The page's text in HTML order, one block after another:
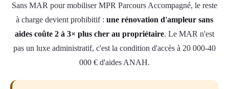
Sans MAR pour mobiliser MPR Parcours Accompagné, le reste
à charge devient prohibitif : une rénovation d'ampleur sans
aides coûte 2 à 3× plus cher au propriétaire. Le MAR n'est
pas un luxe administratif, c'est la condition d'accès à 20 000-40
000 € d'aides ANAH.